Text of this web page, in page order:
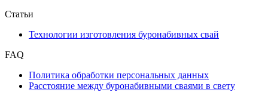
Статьи
Технологии изготовления буронабивных свай
FAQ
Политика обработки персональных данных
Расстояние между буронабивными сваями в свету